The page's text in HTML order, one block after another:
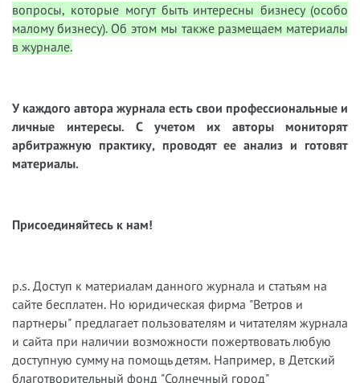
вопросы, которые могут быть интересны бизнесу (особо
малому бизнесу). Об этом мы также размещаем материалы
в журнале.
У каждого автора журнала есть свои профессиональные и
личные интересы. С учетом их авторы мониторят
арбитражную практику, проводят ее анализ и готовят
материалы.
Присоединяйтесь к нам!
p.s. Доступ к материалам данного журнала и статьям на
сайте бесплатен. Но юридическая фирма "Ветров и
партнеры" предлагает пользователям и читателям журнала
и сайта при наличии возможности пожертвовать любую
доступную сумму на помощь детям. Например, в Детский
благотворительный фонд "Солнечный город"